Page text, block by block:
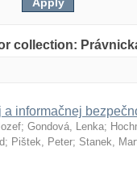
collection:
informačnej
; Gondová, Lenka;
; Pištek, Peter; Stanek,